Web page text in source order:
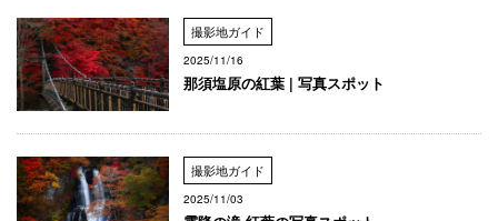
撮影地ガイド
2025/11/16
那須塩原の紅葉 | 写真スポット
撮影地ガイド
2025/11/03